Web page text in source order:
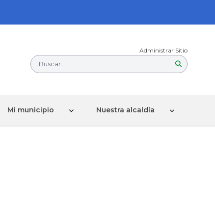
Administrar Sitio
Buscar...
Mi municipio Nuestra alcaldía